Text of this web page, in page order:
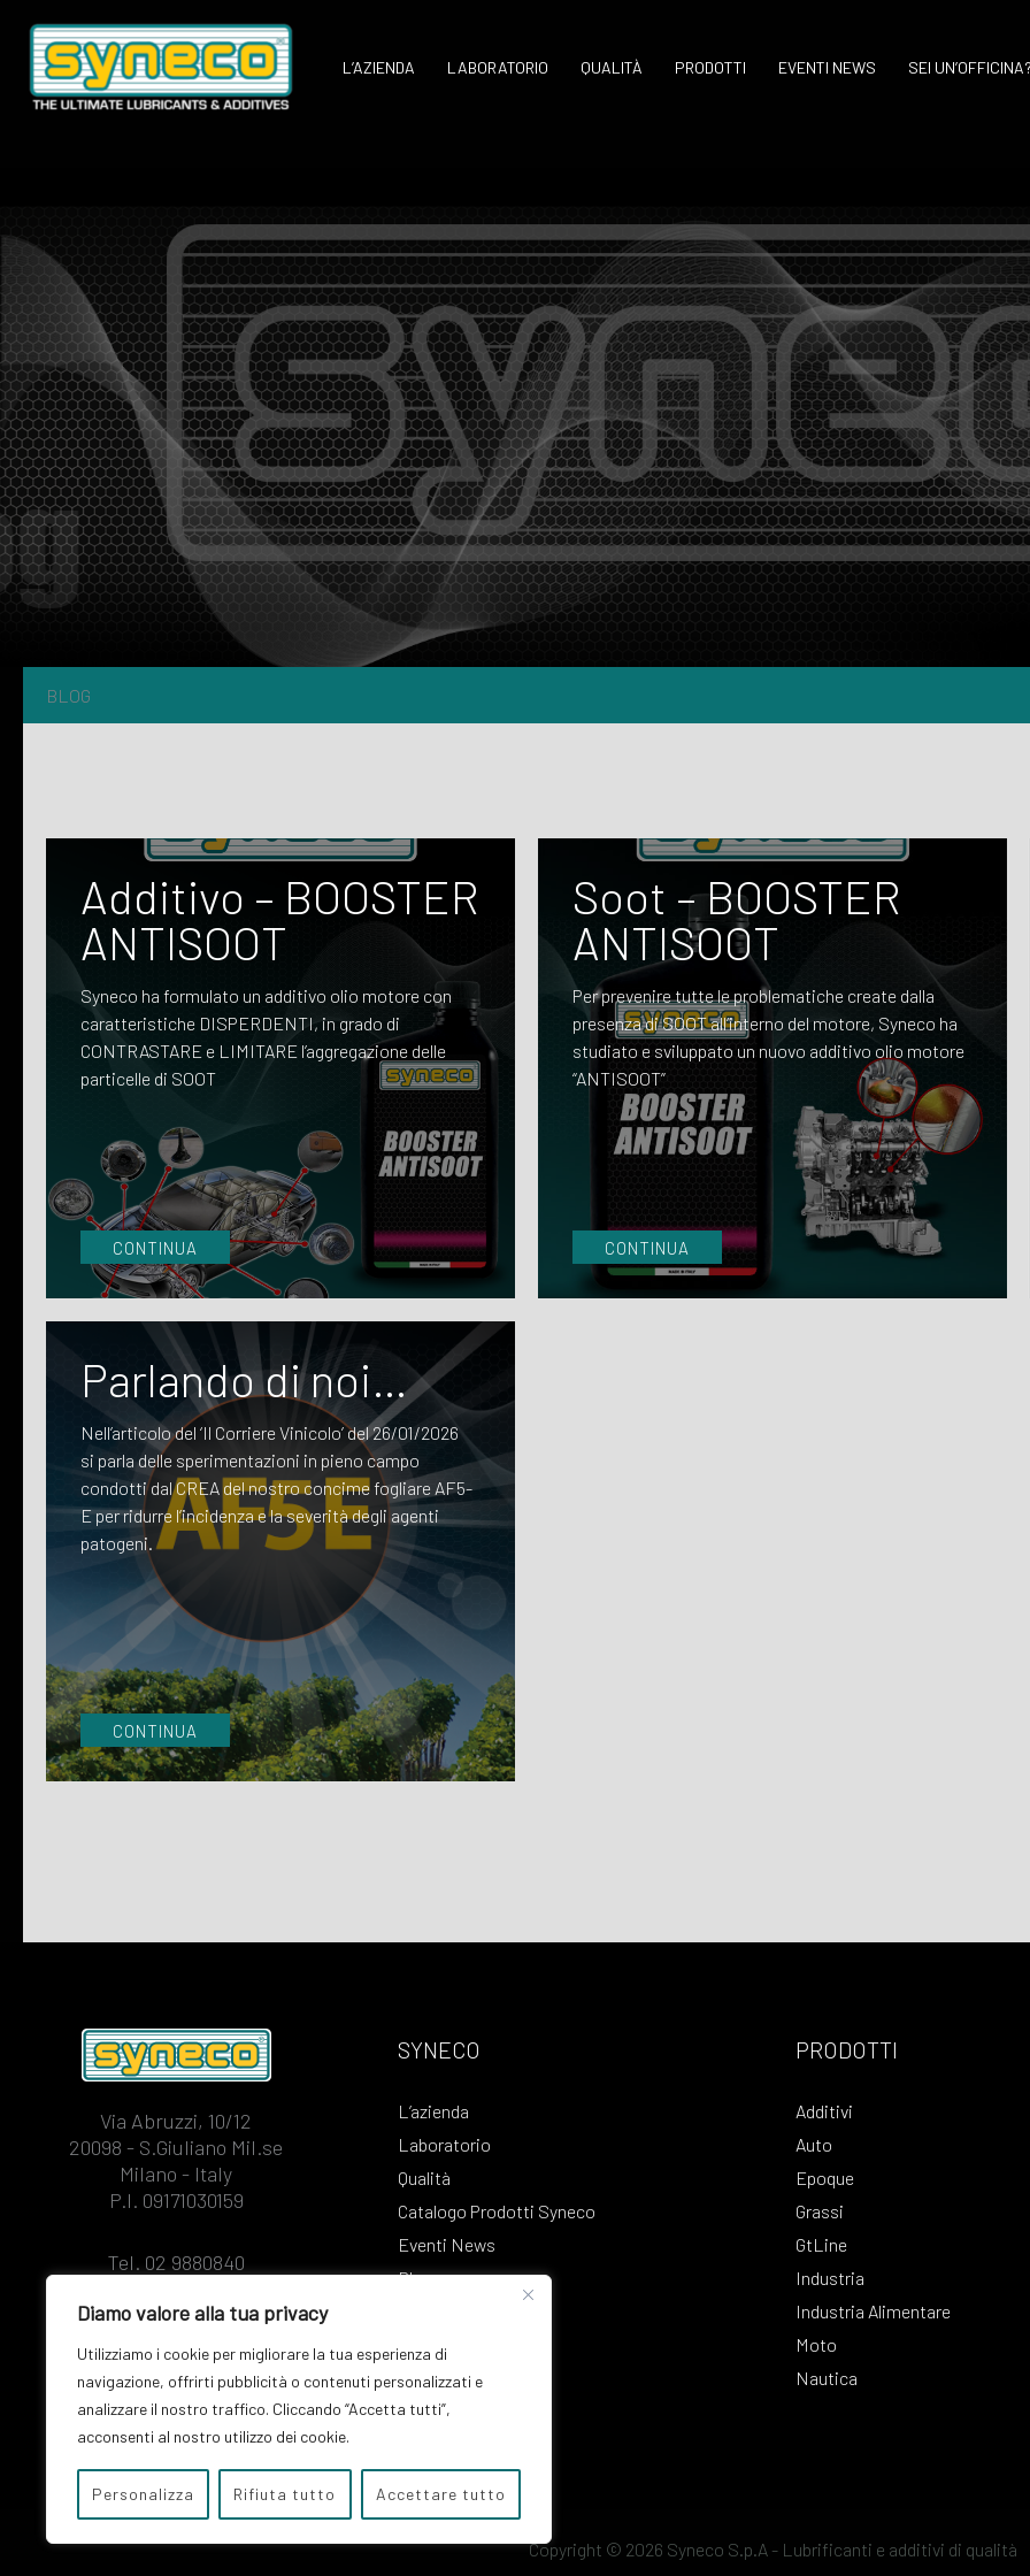
Diamo valore alla tua privacy
Utilizziamo i cookie per migliorare la tua esperienza di
navigazione, offrirti pubblicità o contenuti personalizzati e
analizzare il nostro traffico. Cliccando “Accetta tutti”,
acconsenti al nostro utilizzo dei cookie.
Personalizza Rifiuta tutto Accettare tutto
contenuto
L’AZIENDA LABORATORIO QUALITÀ PRODOTTI EVENTI NEWS SEI UN’OFFICINA?
BLOG
Additivo – BOOSTER
ANTISOOT
Syneco ha formulato un additivo olio motore con
caratteristiche DISPERDENTI, in grado di
CONTRASTARE e LIMITARE l’aggregazione delle
particelle di SOOT
CONTINUA
Soot – BOOSTER
ANTISOOT
Per prevenire tutte le problematiche create dalla
presenza di SOOT all’interno del motore, Syneco ha
studiato e sviluppato un nuovo additivo olio motore
“ANTISOOT”
CONTINUA
Parlando di noi…
Nell’articolo del ‘Il Corriere Vinicolo’ del 26/01/2026
si parla delle sperimentazioni in pieno campo
condotti dal CREA del nostro concime fogliare AF5-
E per ridurre l’incidenza e la severità degli agenti
patogeni.
CONTINUA
Via Abruzzi, 10/12
20098 - S.Giuliano Mil.se
Milano - Italy
P.I. 09171030159
Tel. 02 9880840
info@syneco.it
SYNECO
L’azienda
Laboratorio
Qualità
Catalogo Prodotti Syneco
Eventi News
Blog
PRODOTTI
Additivi
Auto
Epoque
Grassi
GtLine
Industria
Industria Alimentare
Moto
Nautica
Copyright © 2026 Syneco S.p.A - Lubrificanti e additivi di qualità